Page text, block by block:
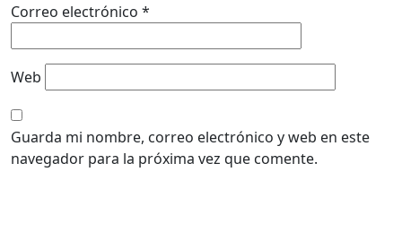
Correo electrónico *
Web
Guarda mi nombre, correo electrónico y web en este
navegador para la próxima vez que comente.